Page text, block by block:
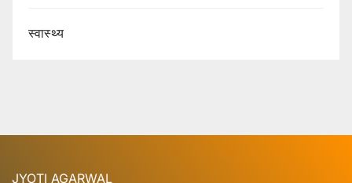
स्वास्थ्य
JYOTI AGARWAL